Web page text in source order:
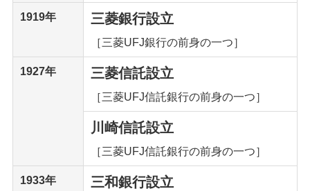
1919年 三菱銀行設立
［三菱UFJ銀行の前身の一つ］
1927年 三菱信託設立
［三菱UFJ信託銀行の前身の一つ］
川崎信託設立
［三菱UFJ信託銀行の前身の一つ］
1933年 三和銀行設立